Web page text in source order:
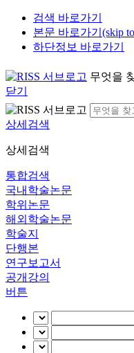
검색 바로가기
본문 바로가기(skip
하단정보 바로가기
무엇을
닫기
상세검색
상세검색
통합검색
국내학술논문
학위논문
해외학술논문
학술지
단행본
연구보고서
공개강의
버튼